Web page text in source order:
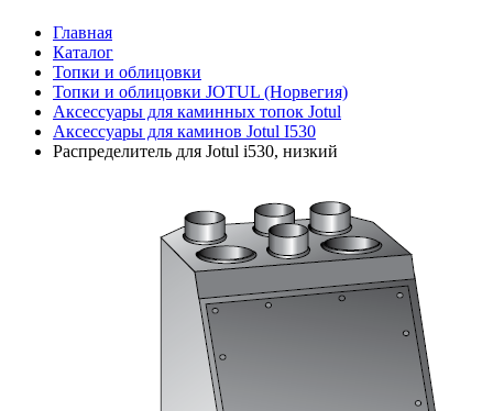
Главная
Каталог
Топки и облицовки
Топки и облицовки JOTUL (Норвегия)
Аксессуары для каминных топок Jotul
Аксессуары для каминов Jotul I530
Распределитель для Jotul i530, низкий